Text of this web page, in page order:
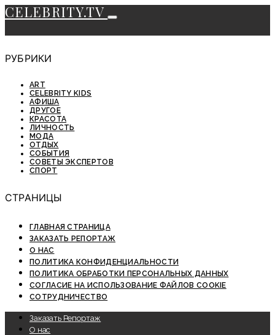
CELEBRITY.TV
РУБРИКИ
ART
CELEBRITY KIDS
АФИША
ДРУГОЕ
КРАСОТА
ЛИЧНОСТЬ
МОДА
ОТДЫХ
СОБЫТИЯ
СОВЕТЫ ЭКСПЕРТОВ
СПОРТ
СТРАНИЦЫ
ГЛАВНАЯ СТРАНИЦА
ЗАКАЗАТЬ РЕПОРТАЖ
О НАС
ПОЛИТИКА КОНФИДЕНЦИАЛЬНОСТИ
ПОЛИТИКА ОБРАБОТКИ ПЕРСОНАЛЬНЫХ ДАННЫХ
СОГЛАСИЕ НА ИСПОЛЬЗОВАНИЕ ФАЙЛОВ COOKIE
СОТРУДНИЧЕСТВО
Заказать Репортаж
О нас